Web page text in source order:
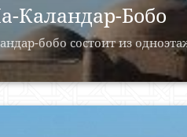
Каландар-Бобо
бобо состоит из